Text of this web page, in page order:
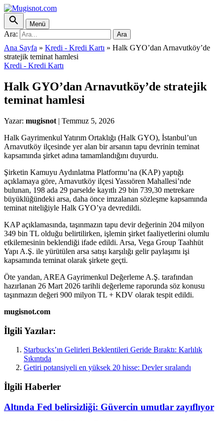
Menü
Ara: Ara
Ana Sayfa » Kredi - Kredi Kartı » Halk GYO’dan Arnavutköy’de
stratejik teminat hamlesi
Kredi - Kredi Kartı
Halk GYO’dan Arnavutköy’de stratejik
teminat hamlesi
Yazar: mugisnot | Temmuz 5, 2026
Halk Gayrimenkul Yatırım Ortaklığı (Halk GYO), İstanbul’un
Arnavutköy ilçesinde yer alan bir arsanın tapu devrinin teminat
kapsamında şirket adına tamamlandığını duyurdu.
Şirketin Kamuyu Aydınlatma Platformu’na (KAP) yaptığı
açıklamaya göre, Arnavutköy ilçesi Yassıören Mahallesi’nde
bulunan, 198 ada 29 parselde kayıtlı 29 bin 739,30 metrekare
büyüklüğündeki arsa, daha önce imzalanan sözleşme kapsamında
teminat niteliğiyle Halk GYO’ya devredildi.
KAP açıklamasında, taşınmazın tapu devir değerinin 204 milyon
349 bin TL olduğu belirtilirken, işlemin şirket faaliyetlerini olumlu
etkilemesinin beklendiği ifade edildi. Arsa, Vega Group Taahhüt
Yapı A.Ş. ile yürütülen arsa satışı karşılığı gelir paylaşımı işi
kapsamında teminat olarak şirkete geçti.
Öte yandan, AREA Gayrimenkul Değerleme A.Ş. tarafından
hazırlanan 26 Mart 2026 tarihli değerleme raporunda söz konusu
taşınmazın değeri 900 milyon TL + KDV olarak tespit edildi.
mugisnot.com
İlgili Yazılar:
Starbucks’ın Gelirleri Beklentileri Geride Bıraktı: Karlılık
Sıkıntıda
Getiri potansiyeli en yüksek 20 hisse: Devler sıralandı
İlgili Haberler
Altında Fed belirsizliği: Güvercin umutlar zayıflıyor